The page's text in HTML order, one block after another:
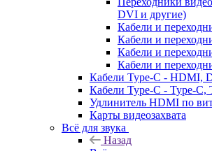
DVI и другие)
Кабели и
Кабели и
Кабели и
Кабели и
Кабели Type-C - HDMI,
Кабели Type-C - Type-C,
Удлинитель HDMI по
Карты видеозахвата
Всё для звука
Назад